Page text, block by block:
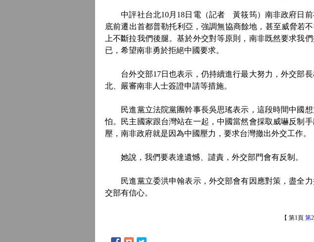
中評社台北10月18日電（記者 黃筱筠）南非政府日前
底前遷出首都普勒托利亞，強調無協商餘地，甚至威脅若
上不斷拉我們後腿。基於外交對等原則，南非既然要求我
已，希望南非勇於拒絕中國要求。
台外交部17日也表示，仍持續進行最大努力，外交部長
北、嚴審南非人士簽證申請等措施。
民進黨立法院黨團幹事長吳思瑤表示，這段時間中國想
怕。民主國家跟台灣站在一起，中國當然會採取威嚇反制
壓，南非政府就是因為中國壓力，要求台灣撤出外交工作。
她說，我們要表達遺憾、譴責，外交部門會有反制。
民進黨立委洪申翰表示，外交部會有因應對策，盡全力
交部有信心。
【 第1頁 第